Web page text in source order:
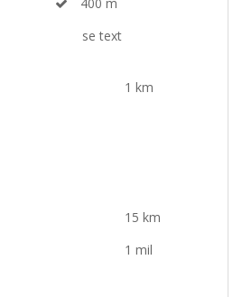
se text
1 km
15 km
1 mil